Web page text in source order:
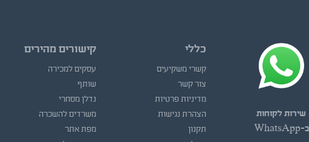
שירות לקוחות
ב-WhatsApp
כללי
קשרי משקיעים
צור קשר
מדיניות פרטיות
הצהרת נגישות
תקנון
קישורים מהירים
עסקים למכירה
שותף
נדלן מסחרי
משרדים להשכרה
מפת אתר